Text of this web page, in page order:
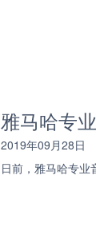
雅马哈专
2019年09月28日
日前，雅马哈专业